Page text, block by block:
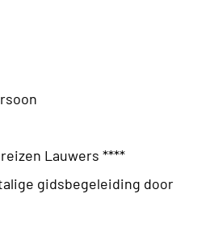
Lauwers ****
gidsbegeleiding door